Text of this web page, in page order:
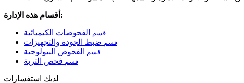
أقسام هذه الإدارة:
قسم الفحوصات الكيميائية
قسم ضبط الجودة والتجهيزات
قسم الفحوص البيولوجية
قسم فحص التربة
لديك استفسارات